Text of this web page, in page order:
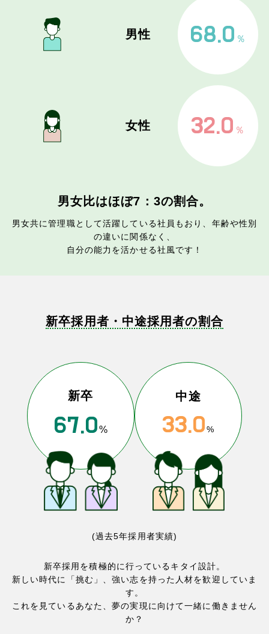
男性 68.0 ％
女性 32.0 ％
男女比はほぼ7：3の割合。
男女共に管理職として活躍している社員もおり、年齢や性別
の違いに関係なく、
自分の能力を活かせる社風です！
新卒採用者・中途採用者の割合
新卒
67.0%
中途
33.0%
(過去5年採用者実績)
新卒採用を積極的に行っているキタイ設計。
新しい時代に「挑む」、強い志を持った人材を歓迎していま
す。
これを見ているあなた、夢の実現に向けて一緒に働きません
か？